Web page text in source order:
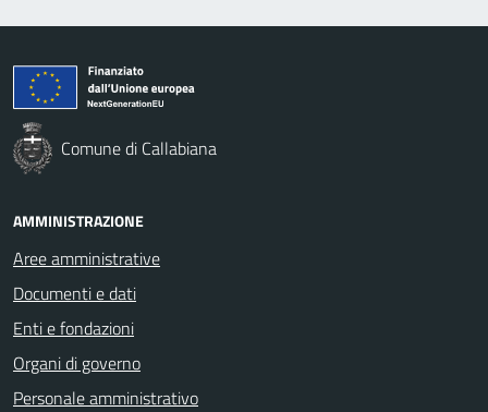
Comune di Callabiana
AMMINISTRAZIONE
Aree amministrative
Documenti e dati
Enti e fondazioni
Organi di governo
Personale amministrativo